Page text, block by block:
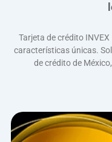
Tarjeta de crédito
características únicas.
de crédito de